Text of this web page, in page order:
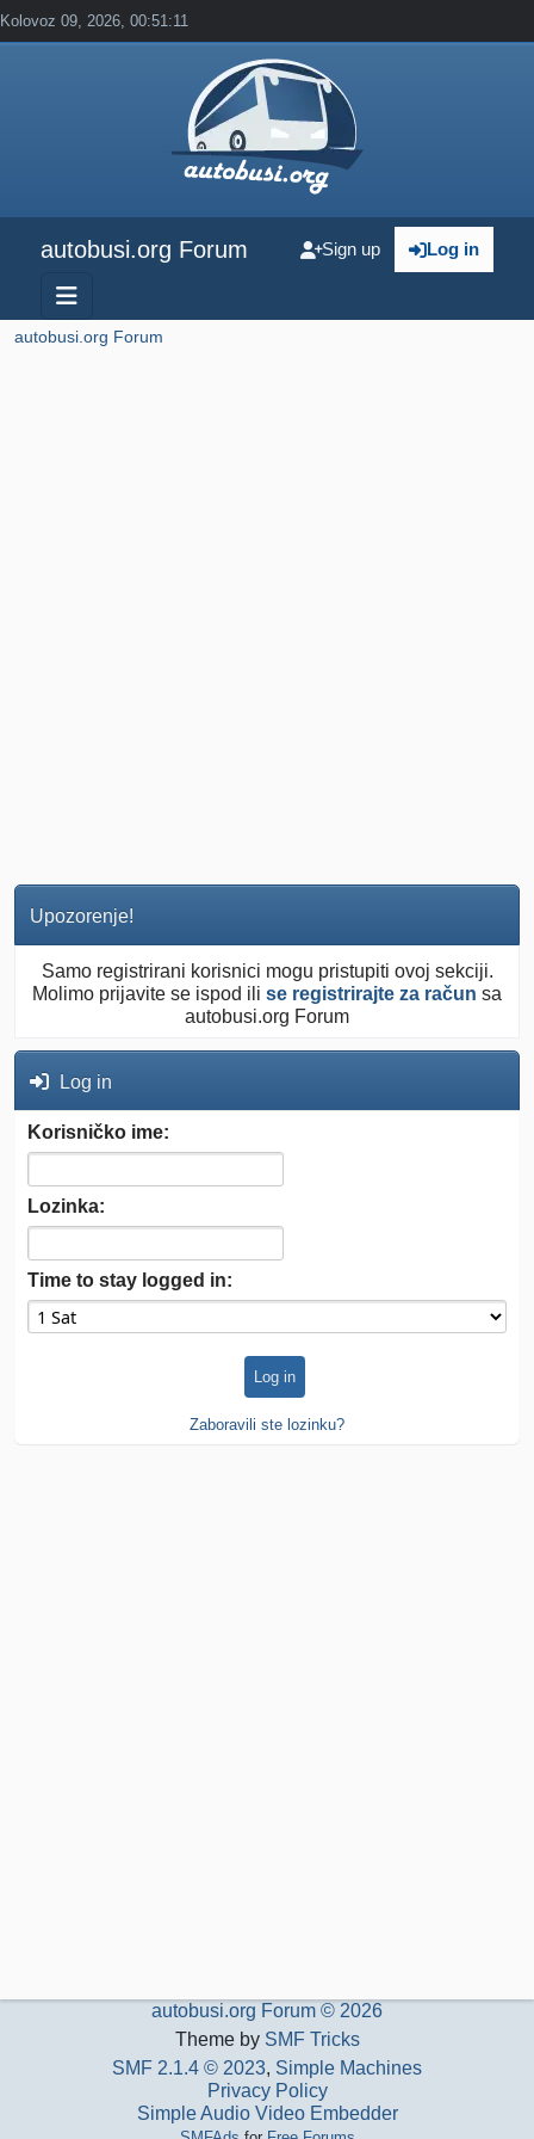
Kolovoz 09, 2026, 00:51:11
autobusi.org Forum Log in
Sign up
autobusi.org Forum
Upozorenje!
Samo registrirani korisnici mogu pristupiti ovoj sekciji.
Molimo prijavite se ispod ili se registrirajte za račun sa
autobusi.org Forum
Log in
Korisničko ime:
Lozinka:
Time to stay logged in:
Zaboravili ste lozinku?
autobusi.org Forum © 2026
Theme by SMF Tricks
SMF 2.1.4 © 2023, Simple Machines
Privacy Policy
Simple Audio Video Embedder